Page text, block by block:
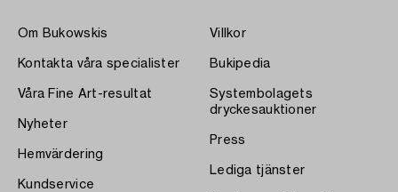
Om Bukowskis
Kontakta våra specialister
Våra Fine Art-resultat
Nyheter
Hemvärdering
Kundservice
Villkor
Bukipedia
Systembolagets
dryckesauktioner
Press
Lediga tjänster